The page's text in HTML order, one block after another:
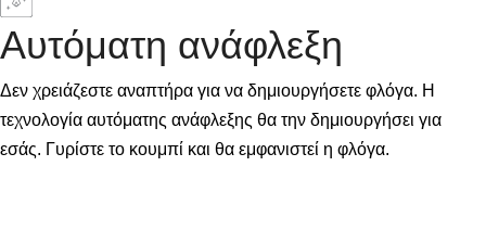
Αυτόματη ανάφλεξη
Δεν χρειάζεστε αναπτήρα για να δημιουργήσετε φλόγα. Η
τεχνολογία αυτόματης ανάφλεξης θα την δημιουργήσει για
εσάς. Γυρίστε το κουμπί και θα εμφανιστεί η φλόγα.